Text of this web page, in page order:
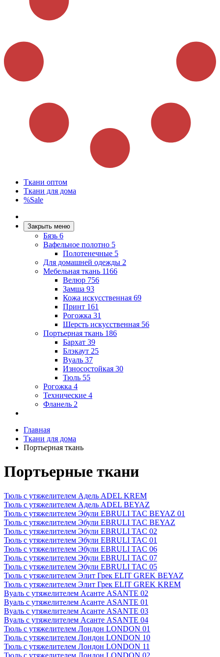
Ткани оптом
Ткани для дома
%Sale
Закрыть меню
Бязь 6
Вафельное полотно 5
Полотенечные 5
Для домашней одежды 2
Мебельная ткань 1166
Велюр 756
Замша 93
Кожа искусственная 69
Принт 161
Рогожка 31
Шерсть искусственная 56
Портьерная ткань 186
Бархат 39
Блэкаут 25
Вуаль 37
Износостойкая 30
Тюль 55
Рогожка 4
Технические 4
Фланель 2
Главная
Ткани для дома
Портьерная ткань
Портьерные ткани
Тюль с утяжелителем Адель ADEL KREM
Тюль с утяжелителем Адель ADEL BEYAZ
Тюль с утяжелителем Эбули EBRULI TAC BEYAZ 01
Тюль с утяжелителем Эбули EBRULI TAC BEYAZ
Тюль с утяжелителем Эбули EBRULI TAC 02
Тюль с утяжелителем Эбули EBRULI TAC 01
Тюль с утяжелителем Эбули EBRULI TAC 06
Тюль с утяжелителем Эбули EBRULI TAC 07
Тюль с утяжелителем Эбули EBRULI TAC 05
Тюль с утяжелителем Элит Грек ELIT GREK BEYAZ
Тюль с утяжелителем Элит Грек ELIT GREK KREM
Вуаль с утяжелителем Асанте ASANTE 02
Вуаль с утяжелителем Асанте ASANTE 01
Вуаль с утяжелителем Асанте ASANTE 03
Вуаль с утяжелителем Асанте ASANTE 04
Тюль с утяжелителем Лондон LONDON 01
Тюль с утяжелителем Лондон LONDON 10
Тюль с утяжелителем Лондон LONDON 11
Тюль с утяжелителем Лондон LONDON 02